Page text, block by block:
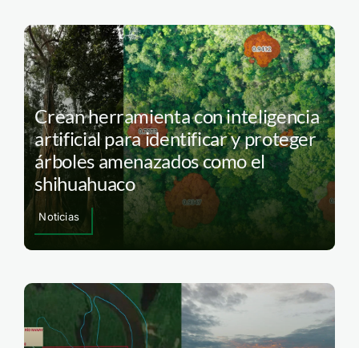
Crean herramienta con inteligencia
artificial para identificar y proteger
árboles amenazados como el
shihuahuaco
Noticias